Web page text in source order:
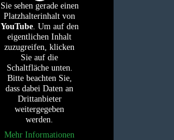
Sie sehen gerade einen
Platzhalterinhalt von
YouTube. Um auf den
eigentlichen Inhalt
zuzugreifen, klicken
Sie auf die
Schaltfläche unten.
Bitte beachten Sie,
dass dabei Daten an
Drittanbieter
weitergegeben
werden.
Mehr Informationen